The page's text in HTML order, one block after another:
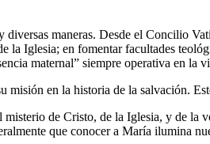
maneras. Desde el Concilio
Iglesia; en fomentar facultades
maternal” siempre operativa en la
en la historia de la salvación.
de Cristo, de la Iglesia, y de la
que conocer a María ilumina